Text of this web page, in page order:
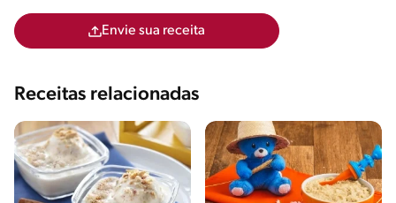
Envie sua receita
Receitas relacionadas